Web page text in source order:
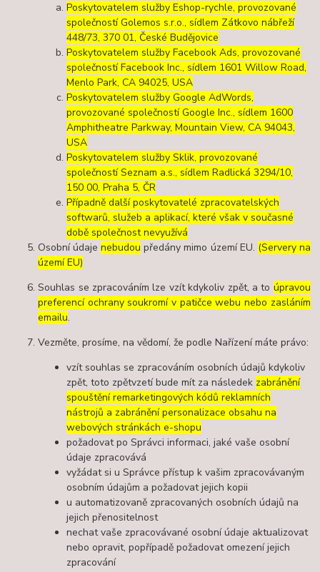
Poskytovatelem služby Eshop-rychle, provozované
společností Golemos s.r.o., sídlem Zátkovo nábřeží
448/73, 370 01, České Budějovice
Poskytovatelem služby Facebook Ads, provozované
společností Facebook Inc., sídlem 1601 Willow Road,
Menlo Park, CA 94025, USA
Poskytovatelem služby Google AdWords,
provozované společností Google Inc., sídlem 1600
Amphitheatre Parkway, Mountain View, CA 94043,
USA
Poskytovatelem služby Sklik, provozované
společností Seznam a.s., sídlem Radlická 3294/10,
150 00, Praha 5, ČR
Případně další poskytovatelé zpracovatelských
softwarů, služeb a aplikací, které však v současné
době společnost nevyužívá
Osobní údajenebudou předány mimo území EU. (Servery na
území EU)
Souhlas se zpracováním lze vzít kdykoliv zpět, a to úpravou
preferencí ochrany soukromí v patičce webu nebo zasláním
emailu.
Vezměte, prosíme, na vědomí, že podle Nařízení máte právo:
vzít souhlas se zpracováním osobních údajů kdykoliv
zpět, toto zpětvzetí bude mít za následek zabránění
spouštění remarketingových kódů reklamních
nástrojů a zabránění personalizace obsahu na
webových stránkách e-shopu
požadovat po Správci informaci, jaké vaše osobní
údaje zpracovává
vyžádat si u Správce přístup k vašim zpracovávaným
osobním údajům a požadovat jejich kopii
u automatizovaně zpracovaných osobních údajů na
jejich přenositelnost
nechat vaše zpracovávané osobní údaje aktualizovat
nebo opravit, popřípadě požadovat omezení jejich
zpracování